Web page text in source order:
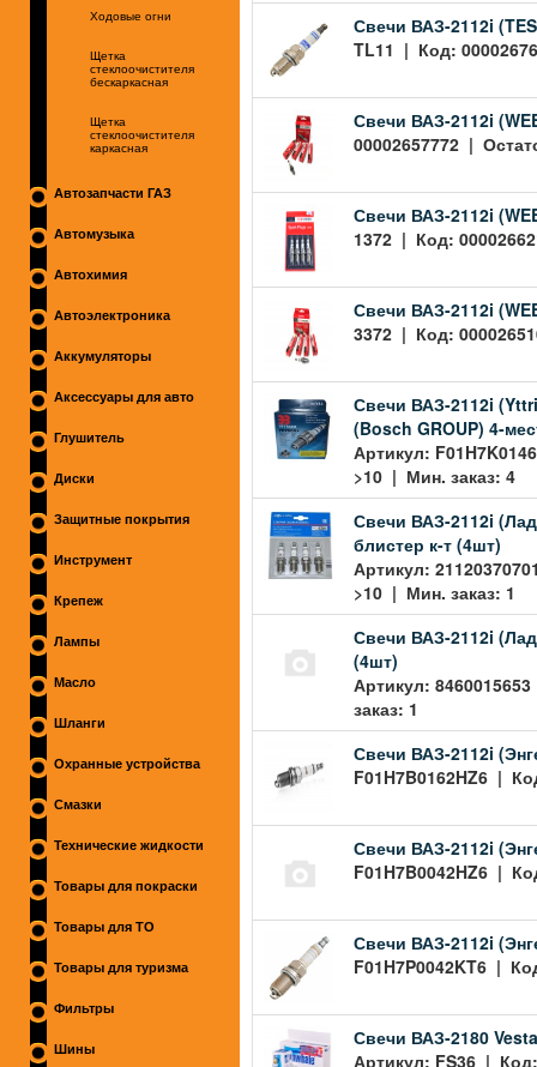
Ходовые огни
Щетка
стеклоочистителя
бескаркасная
Щетка
стеклоочистителя
каркасная
Автозапчасти ГАЗ
Автомузыка
Автохимия
Автоэлектроника
Аккумуляторы
Аксессуары для авто
Глушитель
Диски
Защитные покрытия
Инструмент
Крепеж
Лампы
Масло
Шланги
Охранные устройства
Смазки
Технические жидкости
Товары для покраски
Товары для ТО
Товары для туризма
Фильтры
Шины
Свечи ВАЗ-2112i
TL11 | Код:
Свечи ВАЗ-2112i
00002657772 |
Свечи ВАЗ-2112i
1372 | Код:
Свечи ВАЗ-2112i
3372 | Код:
Свечи ВАЗ-2112i
(Bosch GROUP) 4-
Артикул:
>10 | Мин. заказ: 4
Свечи ВАЗ-2112i
блистер к-т (4шт)
Артикул:
>10 | Мин. заказ: 1
Свечи ВАЗ-2112i
(4шт)
Артикул:
заказ: 1
Свечи ВАЗ-2112i
F01H7B0162HZ6 |
Свечи ВАЗ-2112i
F01H7B0042HZ6 |
Свечи ВАЗ-2112i
F01H7P0042KT6 |
Свечи ВАЗ-2180
Артикул: FS36 |